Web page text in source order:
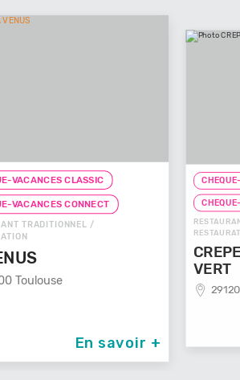
CLASSIC
CONNECT
/
En savoir +
CHEQUE-
CHEQUE-
RESTAURANT DE
RESTAURATION
CREPERIE
29120 Plomeur